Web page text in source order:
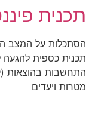
תכנית
הסתכלות על המצב
תכנית כספית להגעה
התחשבות בהוצאות
מטרות ויעדים